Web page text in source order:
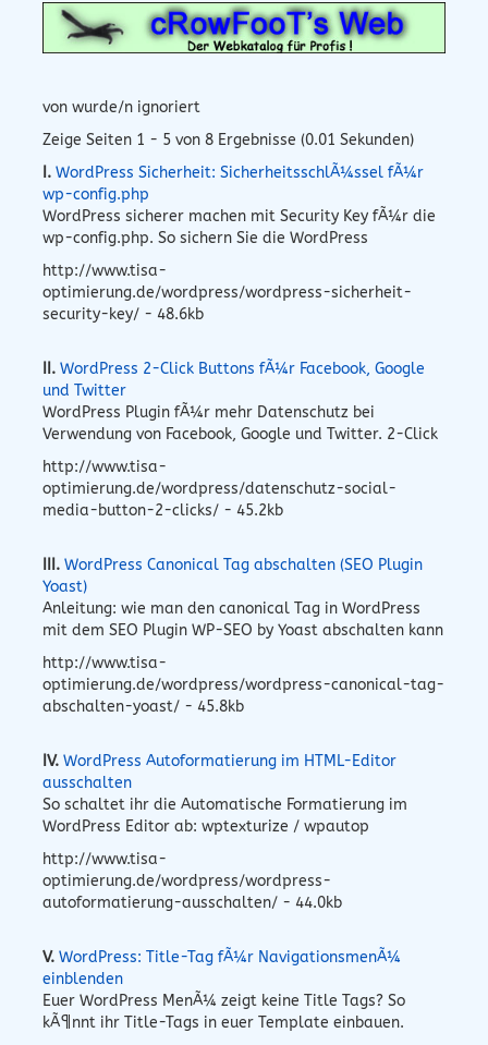
von wurde/n ignoriert
Zeige Seiten 1 - 5 von 8 Ergebnisse (0.01 Sekunden)
I. WordPress Sicherheit: SicherheitsschlÃ¼ssel fÃ¼r
wp-config.php
WordPress sicherer machen mit Security Key fÃ¼r die
wp-config.php. So sichern Sie die WordPress
http://www.tisa-
optimierung.de/wordpress/wordpress-sicherheit-
security-key/ - 48.6kb
II. WordPress 2-Click Buttons fÃ¼r Facebook, Google
und Twitter
WordPress Plugin fÃ¼r mehr Datenschutz bei
Verwendung von Facebook, Google und Twitter. 2-Click
http://www.tisa-
optimierung.de/wordpress/datenschutz-social-
media-button-2-clicks/ - 45.2kb
III. WordPress Canonical Tag abschalten (SEO Plugin
Yoast)
Anleitung: wie man den canonical Tag in WordPress
mit dem SEO Plugin WP-SEO by Yoast abschalten kann
http://www.tisa-
optimierung.de/wordpress/wordpress-canonical-tag-
abschalten-yoast/ - 45.8kb
IV. WordPress Autoformatierung im HTML-Editor
ausschalten
So schaltet ihr die Automatische Formatierung im
WordPress Editor ab: wptexturize / wpautop
http://www.tisa-
optimierung.de/wordpress/wordpress-
autoformatierung-ausschalten/ - 44.0kb
V. WordPress: Title-Tag fÃ¼r NavigationsmenÃ¼
einblenden
Euer WordPress MenÃ¼ zeigt keine Title Tags? So
kÃ¶nnt ihr Title-Tags in euer Template einbauen.